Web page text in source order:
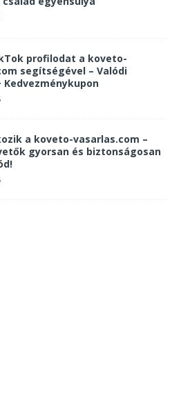
profilodat a koveto-
segítségével – Valódi
a koveto-vasarlas.com –
gyorsan és biztonságosan